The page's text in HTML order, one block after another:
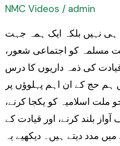
NMC Videos / admin
نہیں بلکہ ایک ہمہ جہت
مسلمہ کو اجتماعی شعور،
کی ذمہ داریوں کا درس
ہم حج کے ان اہم پہلوؤں پر
اسلامیہ کو یکجا کرنے،
بلند کرنے، اور قیادت کے
مدد دیتے ہیں۔ دیکھیے یہ